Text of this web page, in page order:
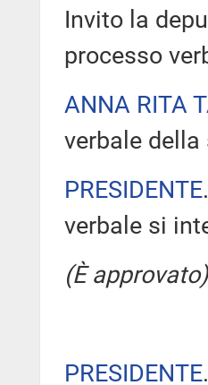
Invito la
processo
ANNA RITA
verbale
PRESIDENTE
verbale si
(È approvato)
PRESIDENTE